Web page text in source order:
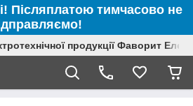
Післяплатою тимчасово не
продукції Фаворит